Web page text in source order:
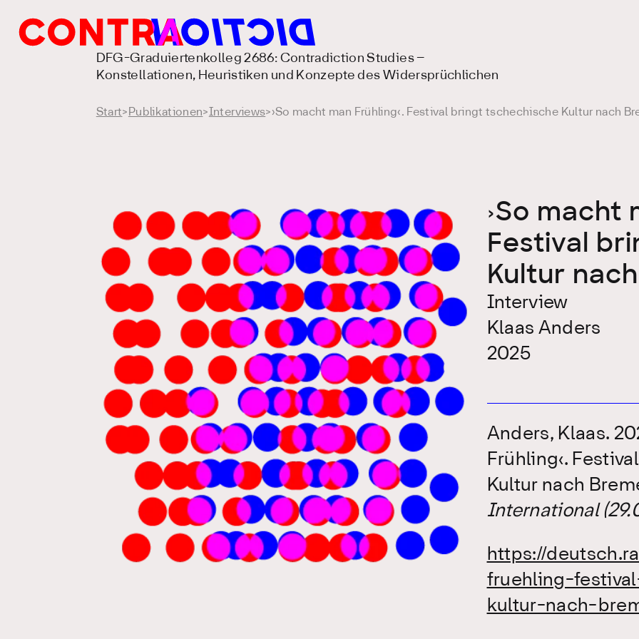
DFG-Graduiertenkolleg 2686: Contradiction Studies –
Konstellationen, Heuristiken und Konzepte des Widersprüchlichen
Start> Publikationen>Interviews> ›So macht man Frühling‹. Festival bringt tschechische Kultur nach
›So macht
Festival
Kultur
Interview
Klaas Anders
2025
Anders, Klaas.
Frühling‹.
Kultur nach
International
https://
fruehling-
kultur-nach-